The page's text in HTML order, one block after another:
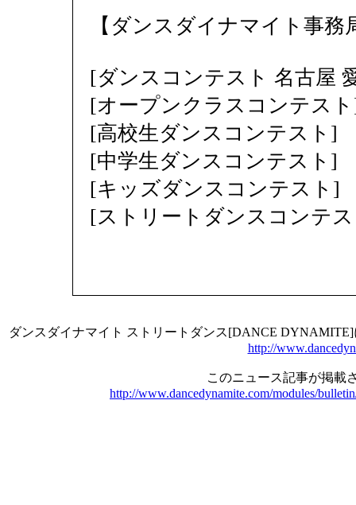
【ダンスダイナマイト事務
[ダンスコンテスト 名古屋
[オープンクラスコンテス
[高校生ダンスコンテスト]
[中学生ダンスコンテスト]
[キッズダンスコンテスト]
[ストリートダンスコンテ
ダンスダイナマイト ストリートダンス[DANCE
http://
このニュース記事が掲載
http://www.dancedynamite.com/modules/